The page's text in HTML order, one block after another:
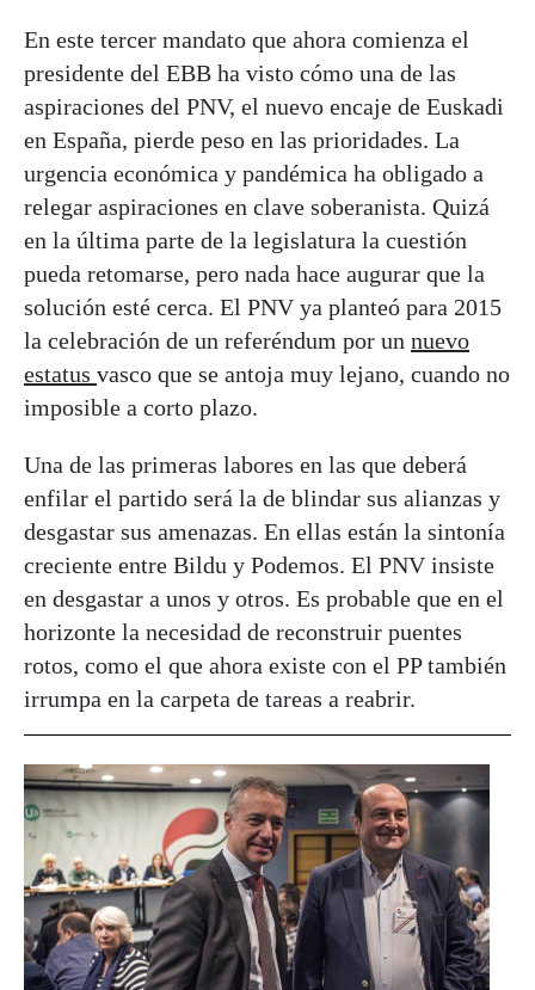
En este tercer mandato que ahora comienza el
presidente del EBB ha visto cómo una de las
aspiraciones del PNV, el nuevo encaje de Euskadi
en España, pierde peso en las prioridades. La
urgencia económica y pandémica ha obligado a
relegar aspiraciones en clave soberanista. Quizá
en la última parte de la legislatura la cuestión
pueda retomarse, pero nada hace augurar que la
solución esté cerca. El PNV ya planteó para 2015
la celebración de un referéndum por un nuevo
estatus vasco que se antoja muy lejano, cuando no
imposible a corto plazo.
Una de las primeras labores en las que deberá
enfilar el partido será la de blindar sus alianzas y
desgastar sus amenazas. En ellas están la sintonía
creciente entre Bildu y Podemos. El PNV insiste
en desgastar a unos y otros. Es probable que en el
horizonte la necesidad de reconstruir puentes
rotos, como el que ahora existe con el PP también
irrumpa en la carpeta de tareas a reabrir.